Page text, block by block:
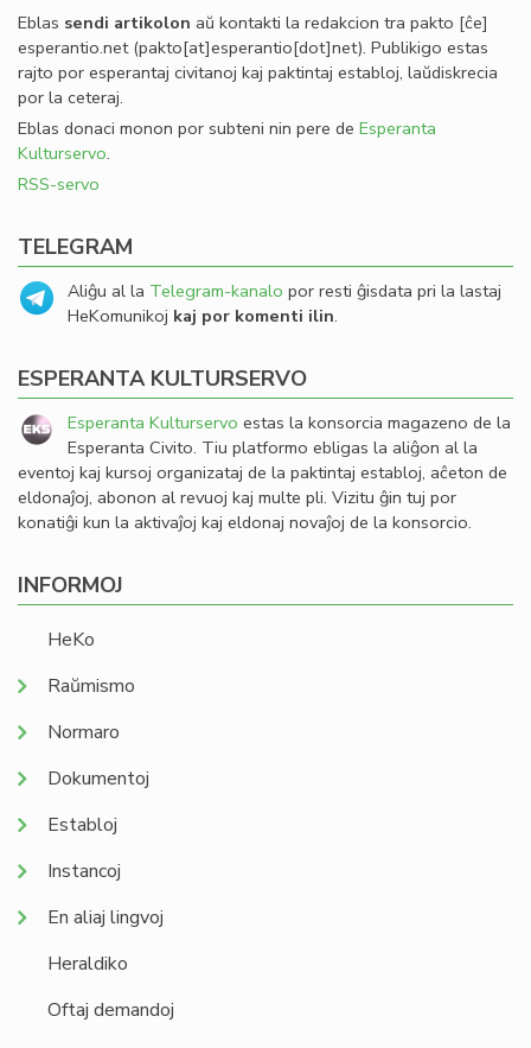
Eblas sendi artikolon aŭ kontakti la redakcion tra pakto [ĉe]
esperantio.net(pakto[at]esperantio[dot]net). Publikigo estas
rajto por esperantaj civitanoj kaj paktintaj establoj, laŭdiskrecia
por la ceteraj.
Eblas donaci monon por subteni nin pere de Esperanta
Kulturservo.
RSS-servo
TELEGRAM
Aliĝu al la Telegram-kanalo por resti ĝisdata pri la lastaj
HeKomunikoj kaj por komenti ilin.
ESPERANTA KULTURSERVO
Esperanta Kulturservo estas la konsorcia magazeno de la
Esperanta Civito. Tiu platformo ebligas la aliĝon al la
eventoj kaj kursoj organizataj de la paktintaj establoj, aĉeton de
eldonaĵoj, abonon al revuoj kaj multe pli. Vizitu ĝin tuj por
konatiĝi kun la aktivaĵoj kaj eldonaj novaĵoj de la konsorcio.
INFORMOJ
HeKo
Raŭmismo
Normaro
Dokumentoj
Establoj
Instancoj
En aliaj lingvoj
Heraldiko
Oftaj demandoj